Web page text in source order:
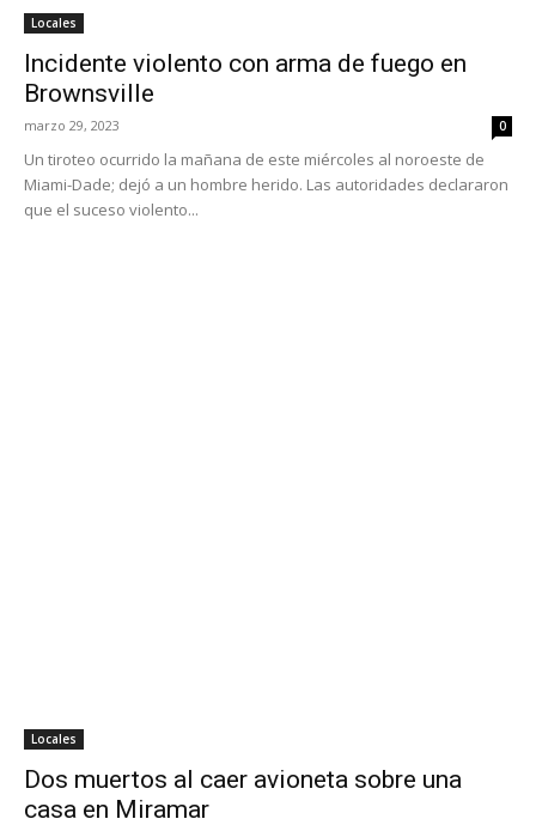
Locales
Incidente violento con arma de fuego en
Brownsville
marzo 29, 2023 0
Un tiroteo ocurrido la mañana de este miércoles al noroeste de
Miami-Dade; dejó a un hombre herido. Las autoridades declararon
que el suceso violento...
Locales
Dos muertos al caer avioneta sobre una
casa en Miramar